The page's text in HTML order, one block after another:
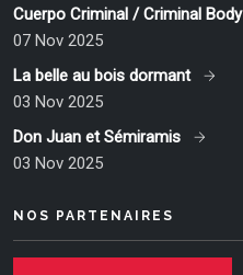
Cuerpo Criminal / Criminal Body
07 Nov 2025
La belle au bois dormant
03 Nov 2025
Don Juan et Sémiramis
03 Nov 2025
NOS PARTENAIRES